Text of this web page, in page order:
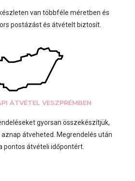
van többféle méretben és
postázást és átvételt biztosít.
ÁTVÉTEL VESZPRÉMBEN
gyorsan összekészítjük,
átveheted. Megrendelés után
pontos átvételi időpontért.